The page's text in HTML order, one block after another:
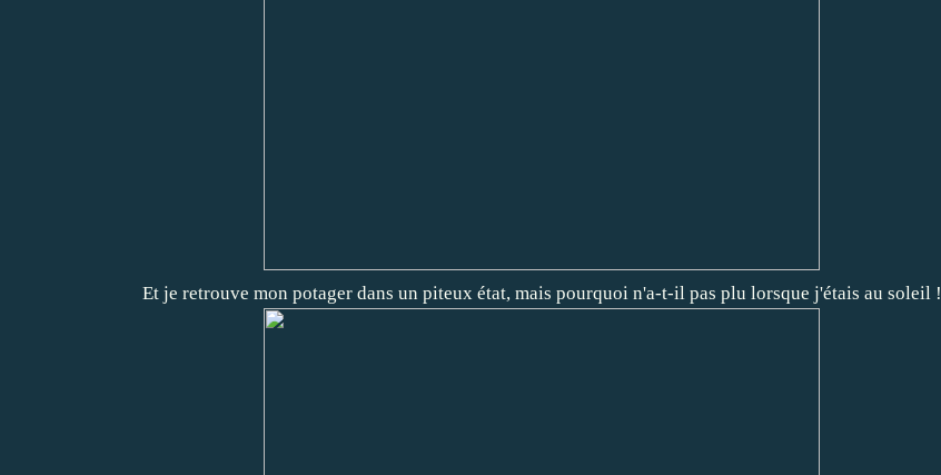
Et je retrouve mon potager dans un piteux état, mais pourquoi n'a-t-il pas plu lorsque j'étais au soleil !